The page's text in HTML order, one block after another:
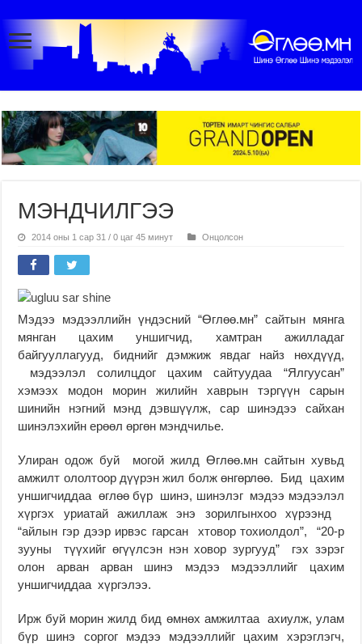
МЭНДЧИЛГЭЭ
2014 оны 1 сар 31 / 0 цаг 45 минут Онцолсон
Мэдээ мэдээллийн үндэсний “Өглөө.мн” сайтын мянга
мянган цахим уншигчид, хамтран ажилладаг
байгууллагууд, биднийг дэмжиж явдаг найз нөхдүүд,
мэдээлэл солилцдог цахим сайтуудаа “Ялгуусан”
хэмээх модон морин жилийн хаврын тэргүүн сарын
шинийн нэгний мэнд дэвшүүлж, сар шинэдээ сайхан
шинэлэхийн ерөөл өргөн мэндчилье.
Улиран одож буй могой жилд Өглөө.мн сайтын хувьд
амжилт ололтоор дүүрэн жил болж өнгөрлөө. Бид цахим
уншигчиддаа өглөө бүр шинэ, шинэлэг мэдээ мэдээлэл
хүргэх уриатай ажиллаж энэ зорилгынхоо хүрээнд
“айлын гэр дээр ирвэс гарсан хтовор тохиолдол”, “20-р
зууны түүхийг өгүүлсэн нэн ховор зургууд” гэх зэрэг
олон арван арван шинэ мэдээ мэдээллийг цахим
уншигчиддаа хүргэлээ.
Ирж буй морин жилд бид өмнөх амжилтаа ахиулж, улам
бүр шинэ соргог мэдээ мэдээллийг цахим хэрэглэгч,